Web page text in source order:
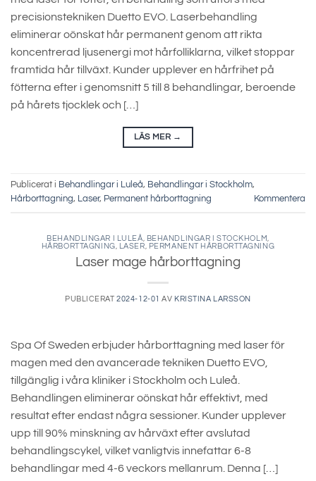
precisionstekniken Duetto EVO. Laserbehandling
eliminerar oönskat hår permanent genom att rikta
koncentrerad ljusenergi mot hårfolliklarna, vilket stoppar
framtida hår tillväxt. Kunder upplever en hårfrihet på
fötterna efter i genomsnitt 5 till 8 behandlingar, beroende
på hårets tjocklek och […]
LÄS MER →
Publicerat i Behandlingar i Luleå, Behandlingar i Stockholm,
Hårborttagning, Laser, Permanent hårborttagning Kommentera
BEHANDLINGAR I LULEÅ BEHANDLINGAR I STOCKHOLM
HÅRBORTTAGNING
LASER PERMANENT HÅRBORTTAGNING
Laser mage hårborttagning
PUBLICERAT2024-12-01 AV KRISTINA LARSSON
Spa Of Sweden erbjuder hårborttagning med laser för
magen med den avancerade tekniken Duetto EVO,
tillgänglig i våra kliniker i Stockholm och Luleå.
Behandlingen eliminerar oönskat hår effektivt, med
resultat efter endast några sessioner. Kunder upplever
upp till 90% minskning av hårväxt efter avslutad
behandlingscykel, vilket vanligtvis innefattar 6-8
behandlingar med 4-6 veckors mellanrum. Denna […]